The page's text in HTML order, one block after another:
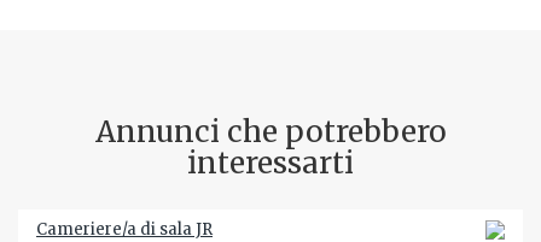
Annunci che potrebbero
interessarti
Cameriere/a di sala JR